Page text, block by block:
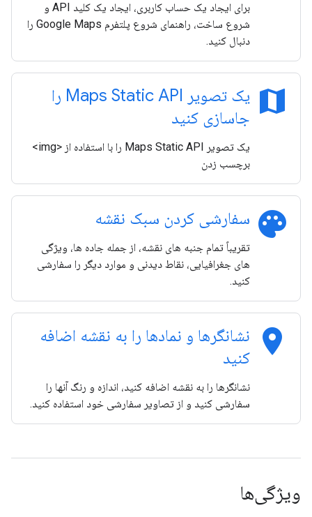
برای ایجاد یک حساب کاربری، ایجاد یک کلید API و
شروع ساخت، راهنمای شروع پلتفرم Google Maps را
دنبال کنید.
map
یک تصویر Maps Static API را
جاسازی کنید
یک تصویر Maps Static API را با استفاده از <img>
برچسب زدن
palette سفارشی کردن سبک نقشه
تقریباً تمام جنبه های نقشه، از جمله جاده ها، ویژگی
های جغرافیایی، نقاط دیدنی و موارد دیگر را سفارشی
کنید.
location_on
نشانگرها و نمادها را به نقشه اضافه
کنید
نشانگرها را به نقشه اضافه کنید، اندازه و رنگ آنها را
سفارشی کنید و از تصاویر سفارشی خود استفاده کنید.
ویژگی‌ها